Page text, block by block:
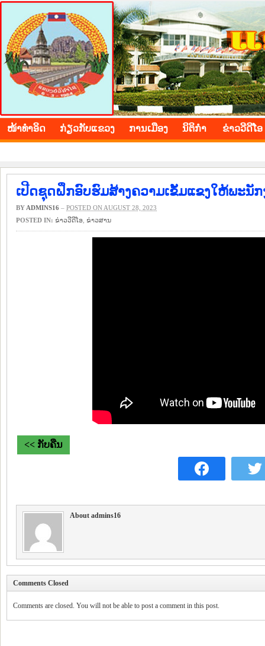
BOLIKHAMXAY PROVINCE
ໜ້າ​ທຳ​ອິດ ​ກ່ຽວ​ກັບ​ແຂວງ ​ການ​ເມືອງ ນິ​ຕິ​ກຳ ຂ່າວ​ວີ​ດີ​ໂອ
ເປີດຊຸດຝຶກອົບຮົມສ້າງຄວາມເຂັ້ມແຂງໃຫ້ພະນັ
BY ADMINS16 – POSTED ON AUGUST 28, 2023
POSTED IN: ຂ່າວ​ວີ​ດີ​ໂອ ​ຂ່າວ​ສານ
<< ກັບຄືນ
About admins16
Comments Closed
Comments are closed. You will not be able to post a comment in this post.